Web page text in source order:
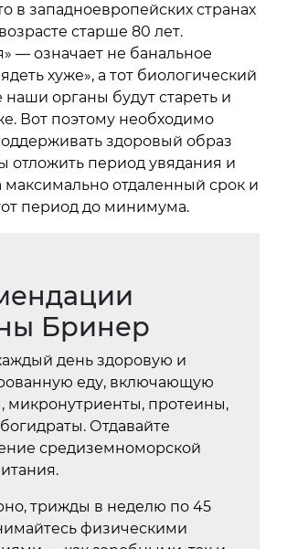
в западноевропейских странах
старше 80 лет.
— означает не банальное
хуже», а тот биологический
наши органы будут стареть и
Вот поэтому необходимо
здоровый образ
отложить период увядания и
максимально отдаленный срок и
период до минимума.
Бринер
день здоровую и
еду, включающую
микронутриенты, протеины,
Отдавайте
средиземноморской
трижды в неделю по 45
физическими